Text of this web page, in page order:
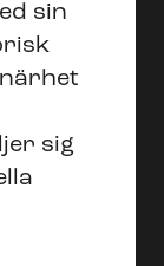
sin
sig